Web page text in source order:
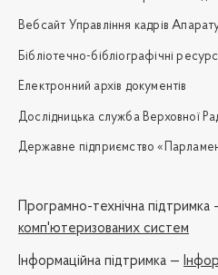
Вебсайт Управління кадрів
Бібліотечно-бібліографічні
Електронний архів документів
Дослідницька служба Верховної
Державне підприємство
Програмно-технічна підтримка
комп'ютеризованих систем
Iнформаційна підтримка —